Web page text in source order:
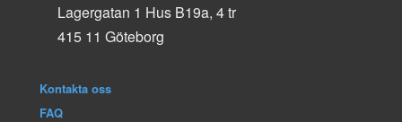
Lagergatan 1 Hus B19a, 4 tr
415 11 Göteborg
Kontakta oss
FAQ